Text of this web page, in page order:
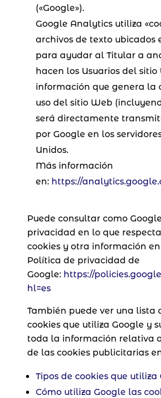
(«Google»).
Google Analytics utiliza
archivos de texto ubicados
para ayudar al Titular a
hacen los Usuarios del sitio
información que genera la
uso del sitio Web
será directamente
por Google en los
Unidos.
Más información
en: https://
Puede consultar como
privacidad en lo que
cookies y otra información
Política de privacidad de
Google: https://
hl=es
También puede ver una lista
cookies que utiliza Google y
toda la información relativa
de las cookies publicitarias
Tipos de cookies que utiliza
Cómo utiliza Google las